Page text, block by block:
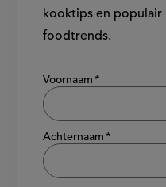
kooktips en populair
foodtrends.
Show/hide
Voornaam
Achternaam